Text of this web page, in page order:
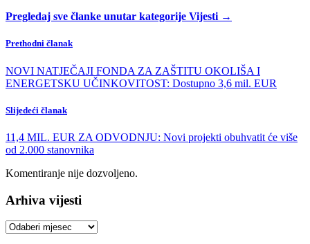
Pregledaj sve članke unutar kategorije Vijesti →
Prethodni članak
NOVI NATJEČAJI FONDA ZA ZAŠTITU OKOLIŠA I
ENERGETSKU UČINKOVITOST: Dostupno 3,6 mil. EUR
Slijedeći članak
11,4 MIL. EUR ZA ODVODNJU: Novi projekti obuhvatit će više
od 2.000 stanovnika
Komentiranje nije dozvoljeno.
Arhiva vijesti
Arhiva